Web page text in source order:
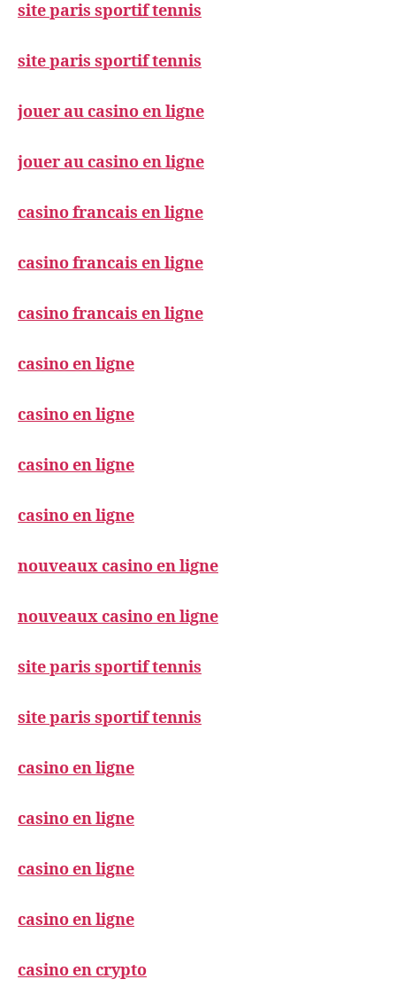
site paris sportif tennis
site paris sportif tennis
jouer au casino en ligne
jouer au casino en ligne
casino francais en ligne
casino francais en ligne
casino francais en ligne
casino en ligne
casino en ligne
casino en ligne
casino en ligne
nouveaux casino en ligne
nouveaux casino en ligne
site paris sportif tennis
site paris sportif tennis
casino en ligne
casino en ligne
casino en ligne
casino en ligne
casino en crypto